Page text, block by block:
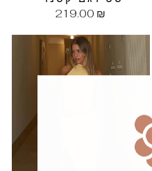
219.00 ₪